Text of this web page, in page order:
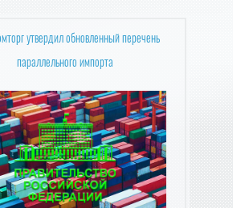
ЯНВАРЯ СУЩЕСТВЕННО ПОДОРОЖАЕТ АЛКОГОЛЬ
ЧАЙ И САХАР ПОДЕШЕВЕЛИ В НОЯБРЕ
РАСПРОДАЖА: КАК 11.11 СТАЛ ДНЕМ ШО
утвердил обновленный перечень
параллельного импорта